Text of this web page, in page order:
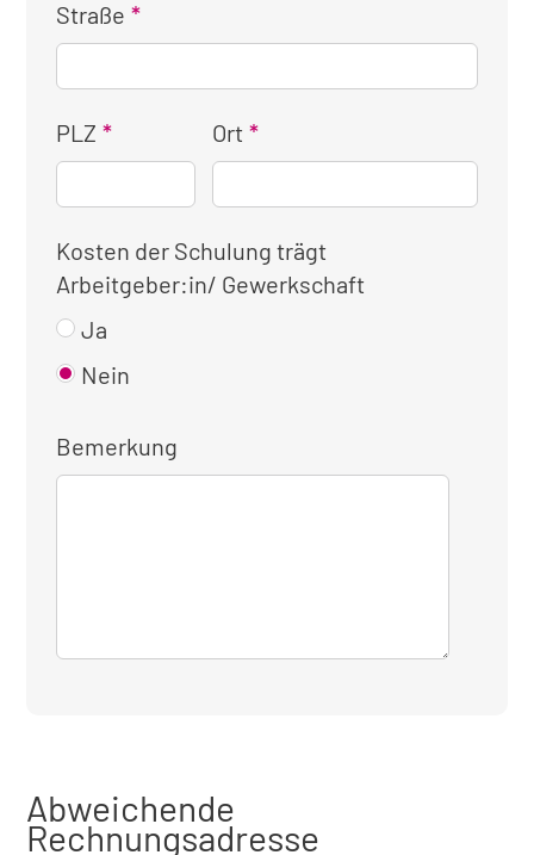
Straße
PLZ Ort
Kosten der Schulung trägt
Arbeitgeber:in/ Gewerkschaft
Ja
Nein
Bemerkung
Abweichende
Rechnungsadresse